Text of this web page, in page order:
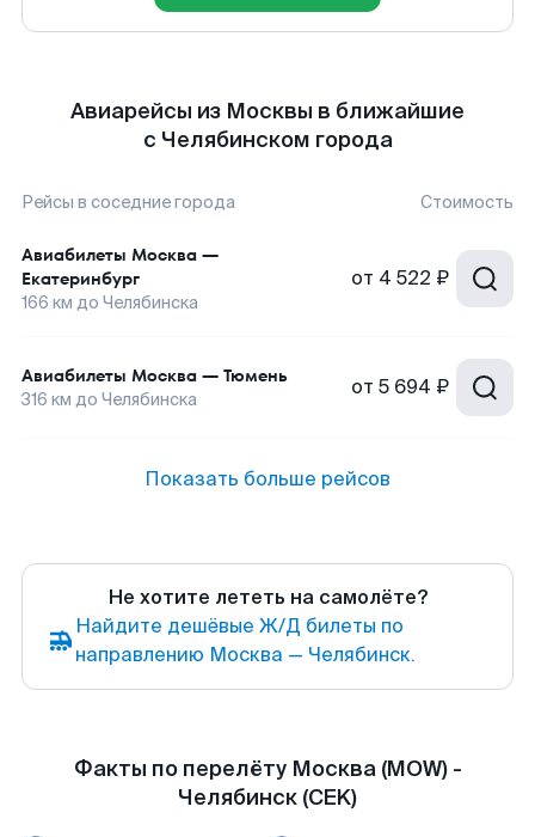
Авиарейсы из Москвы в ближайшие
с Челябинском города
Рейсы в соседние города Стоимость
Авиабилеты Москва —
Екатеринбург
166 км до Челябинска
от 4 522 ₽
Авиабилеты Москва — Тюмень
316 км до Челябинска от 5 694 ₽
Показать больше рейсов
Не хотите лететь на самолёте?
Найдите дешёвые Ж/Д билеты по
направлению Москва — Челябинск.
Факты по перелёту Москва (MOW) -
Челябинск (CEK)